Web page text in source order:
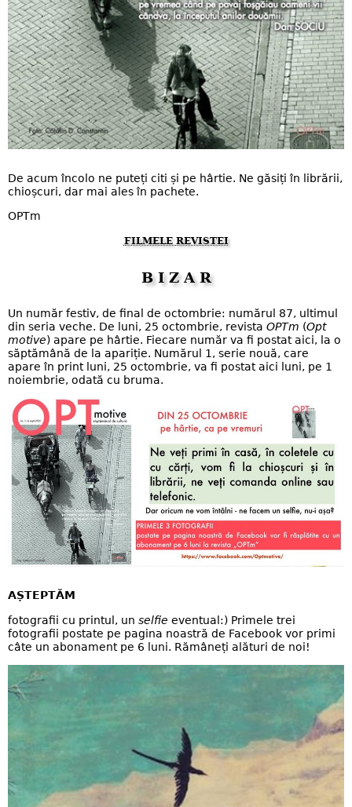
De acum încolo ne puteți citi și pe hârtie. Ne găsiți în librării,
chioșcuri, dar mai ales în pachete.
OPTm
FILMELE REVISTEI
B I Z A R
Un număr festiv, de final de octombrie: numărul 87, ultimul
din seria veche. De luni, 25 octombrie, revista OPTm (Opt
motive) apare pe hârtie. Fiecare număr va fi postat aici, la o
săptămână de la apariție. Numărul 1, serie nouă, care
apare în print luni, 25 octombrie, va fi postat aici luni, pe 1
noiembrie, odată cu bruma.
AȘTEPTĂM
fotografii cu printul, un selfie eventual:) Primele trei
fotografii postate pe pagina noastră de Facebook vor primi
câte un abonament pe 6 luni. Rămâneți alături de noi!